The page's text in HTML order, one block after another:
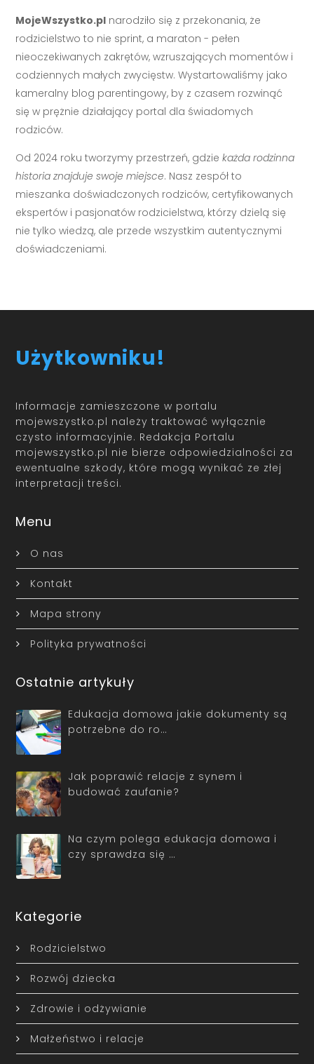
MojeWszystko.pl narodziło się z przekonania, że
rodzicielstwo to nie sprint, a maraton - pełen
nieoczekiwanych zakrętów, wzruszających momentów i
codziennych małych zwycięstw. Wystartowaliśmy jako
kameralny blog parentingowy, by z czasem rozwinąć
się w prężnie działający portal dla świadomych
rodziców.
Od 2024 roku tworzymy przestrzeń, gdziekażda rodzinna
historia znajduje swoje miejsce. Nasz zespół to
mieszanka doświadczonych rodziców, certyfikowanych
ekspertów i pasjonatów rodzicielstwa, którzy dzielą się
nie tylko wiedzą, ale przede wszystkim autentycznymi
doświadczeniami.
Użytkowniku!
Informacje zamieszczone w portalu
mojewszystko.pl należy traktować wyłącznie
czysto informacyjnie. Redakcja Portalu
mojewszystko.pl nie bierze odpowiedzialności za
ewentualne szkody, które mogą wynikać ze złej
interpretacji treści.
Menu
O nas
Kontakt
Mapa strony
Polityka prywatności
Ostatnie artykuły
Edukacja domowa jakie dokumenty są
potrzebne do ro…
Jak poprawić relacje z synem i
budować zaufanie?
Na czym polega edukacja domowa i
czy sprawdza się …
Kategorie
Rodzicielstwo
Rozwój dziecka
Zdrowie i odżywianie
Małżeństwo i relacje